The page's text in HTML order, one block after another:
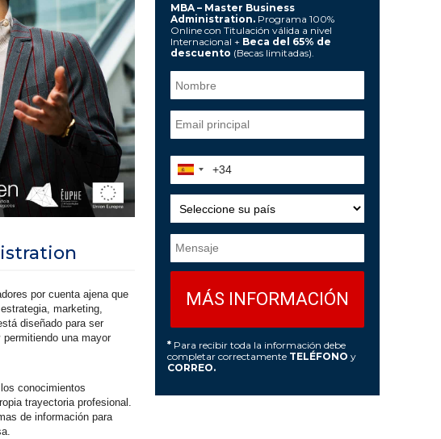
por cuenta ajena que
marketing,
diseñado para ser
una mayor
conocimientos
trayectoria profesional.
de información para
MBA – Master Business
Administration. Programa 100%
Online con Titulación válida a nivel
Internacional + Beca del 65% de
descuento (Becas limitadas).
* Para recibir toda la información debe
completar correctamente TELÉFONO y
CORREO.